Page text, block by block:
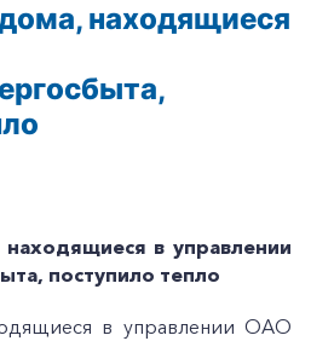
находящиеся
в управлении
поступило тепло
в управлении ОАО